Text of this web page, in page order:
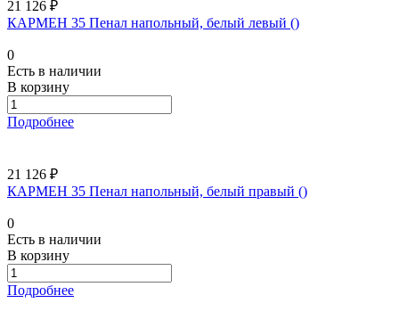
21 126 ₽
КАРМЕН 35 Пенал напольный, белый левый ()
0
Есть в наличии
В корзину
Подробнее
21 126 ₽
КАРМЕН 35 Пенал напольный, белый правый ()
0
Есть в наличии
В корзину
Подробнее